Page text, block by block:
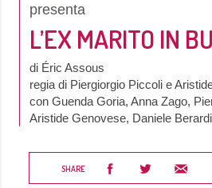
presenta
L’EX MARITO IN
di Éric Assous
regia di Piergiorgio Piccoli e
con Guenda Goria, Anna Zago,
Aristide Genovese, Daniele Berardi
SHARE